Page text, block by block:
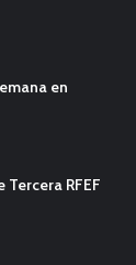
en
RFEF